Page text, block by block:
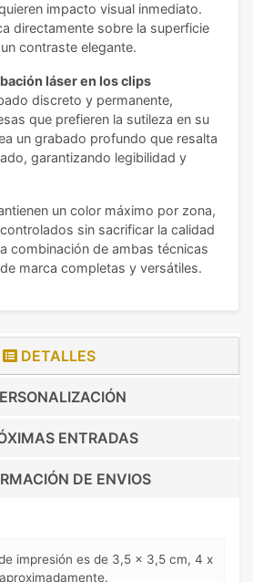
impacto visual inmediato.
directamente sobre la superficie
contraste elegante.
láser en los clips
discreto y permanente,
que prefieren la sutileza en su
un grabado profundo que resalta
garantizando legibilidad y
un color máximo por zona,
sin sacrificar la calidad
combinación de ambas técnicas
marca completas y versátiles.
DETALLES
ENTRADAS
DE ENVIOS
impresión es de 3,5 x 3,5 cm, 4 x